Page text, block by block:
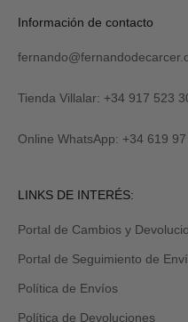
R
I
I
M
E
tu
al
y
recibirás
Revisa
carpeta
de
promociones
spam.
Información de contacto
Tienda Villalar: +34 917 523
Online WhatsApp: +34 619
LINKS DE INTERÉS:
Portal de Cambios y
Portal de Seguimiento de
Política de Envíos
Política de Devoluciones